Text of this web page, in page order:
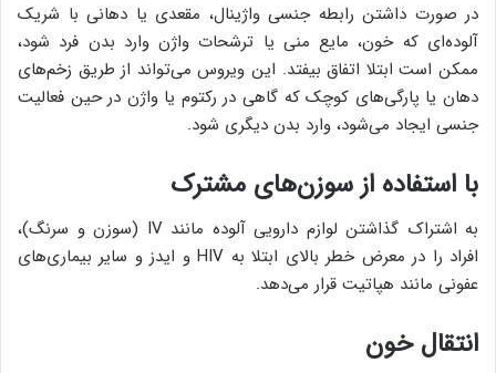
در صورت داشتن رابطه جنسی واژینال، مقعدی یا دهانی با شریک
آلوده‌ای که خون، مایع منی یا ترشحات واژن وارد بدن فرد شود،
ممکن است ابتلا اتفاق بیفتد. این ویروس می‌تواند از طریق زخم‌های
دهان یا پارگی‌های کوچک که گاهی در رکتوم یا واژن در حین فعالیت
جنسی ایجاد می‌شود، وارد بدن دیگری شود.
با استفاده از سوزن‌های مشترک
به اشتراک گذاشتن لوازم دارویی آلوده مانند IV (سوزن و سرنگ)،
افراد را در معرض خطر بالای ابتلا به HIV و ایدز و سایر بیماری‌های
عفونی مانند هپاتیت قرار می‌دهد.
انتقال خون